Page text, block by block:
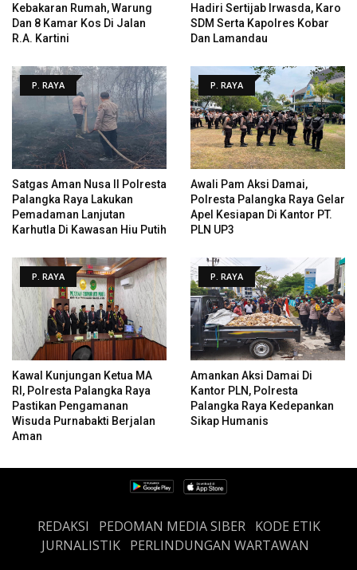
Kebakaran Rumah, Warung
Dan 8 Kamar Kos Di Jalan
R.A. Kartini
Hadiri Sertijab Irwasda, Karo
SDM Serta Kapolres Kobar
Dan Lamandau
P. RAYA
Satgas Aman Nusa II Polresta
Palangka Raya Lakukan
Pemadaman Lanjutan
Karhutla Di Kawasan Hiu Putih
P. RAYA
Awali Pam Aksi Damai,
Polresta Palangka Raya Gelar
Apel Kesiapan Di Kantor PT.
PLN UP3
P. RAYA
Kawal Kunjungan Ketua MA
RI, Polresta Palangka Raya
Pastikan Pengamanan
Wisuda Purnabakti Berjalan
Aman
P. RAYA
Amankan Aksi Damai Di
Kantor PLN, Polresta
Palangka Raya Kedepankan
Sikap Humanis
REDAKSI PEDOMAN MEDIA SIBER
KODE ETIK
JURNALISTIK PERLINDUNGAN WARTAWAN